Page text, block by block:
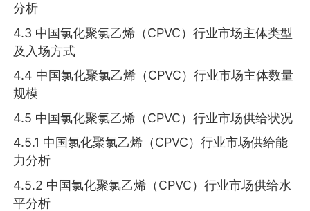
分析
4.3 中国氯化聚氯乙烯（CPVC）行业市场主体类型
及入场方式
4.4 中国氯化聚氯乙烯（CPVC）行业市场主体数量
规模
4.5 中国氯化聚氯乙烯（CPVC）行业市场供给状况
4.5.1 中国氯化聚氯乙烯（CPVC）行业市场供给能
力分析
4.5.2 中国氯化聚氯乙烯（CPVC）行业市场供给水
平分析